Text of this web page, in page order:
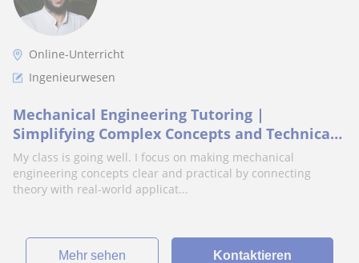
Online-Unterricht
Ingenieurwesen
Mechanical Engineering Tutoring |
Simplifying Complex Concepts and Technical
terms
My class is going well. I focus on making mechanical
engineering concepts clear and practical by connecting
theory with real-world applicat...
Mehr sehen Kontaktieren